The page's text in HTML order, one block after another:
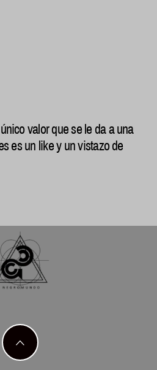
valor que se le da a una
es un like y un vistazo de